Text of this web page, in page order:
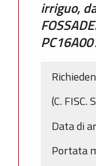
irriguo,
(C.
Data di
Portata